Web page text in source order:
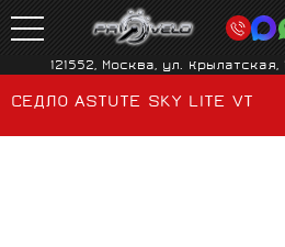
121552, Москва, ул. Крылатская,
СЕДЛО ASTUTE SKY LITE VT